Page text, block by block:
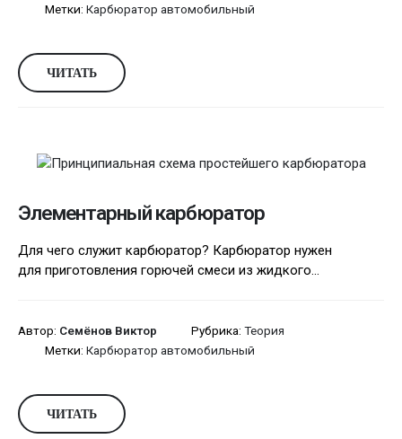
Метки: Карбюратор автомобильный
ЧИТАТЬ
Элементарный карбюратор
Для чего служит карбюратор? Карбюратор нужен
для приготовления горючей смеси из жидкого...
Автор: Семёнов Виктор Рубрика: Теория
Метки: Карбюратор автомобильный
ЧИТАТЬ